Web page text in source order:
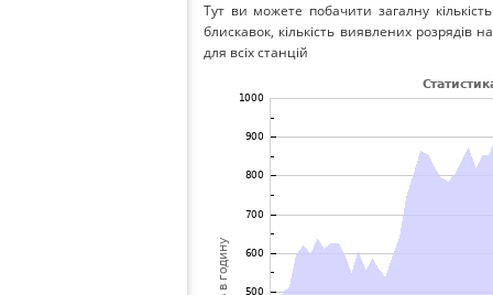
Тут ви можете побачити загалну
блискавок, кількість виявлених розрядів
для всіх станцій